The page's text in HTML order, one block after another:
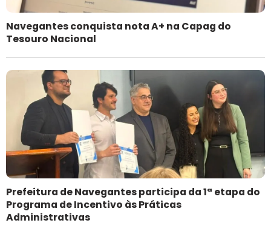
Navegantes conquista nota A+ na Capag do
Tesouro Nacional
Prefeitura de Navegantes participa da 1ª etapa do
Programa de Incentivo às Práticas
Administrativas